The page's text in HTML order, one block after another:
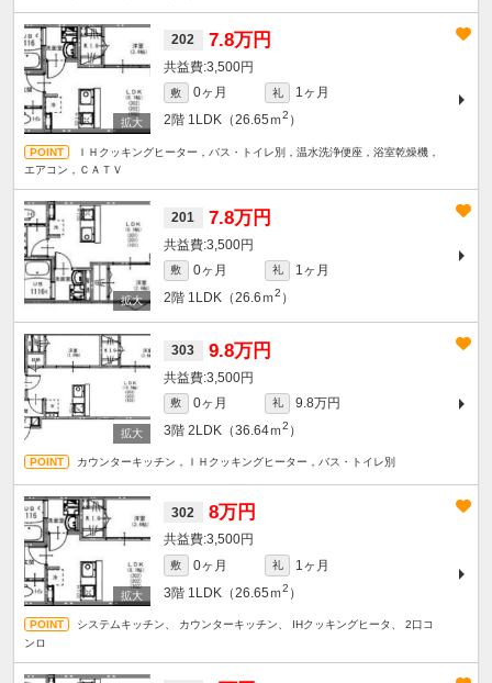
202 7.8万円
3,500円
敷 0ヶ月 礼
1ヶ月
2階 1LDK（26.65ｍ2 ）
ＩＨクッキングヒーター，バス・トイレ別，温水洗浄便座，浴室乾燥機，
エアコン，ＣＡＴＶ
201 7.8万円
3,500円
敷 0ヶ月 礼
1ヶ月
2階 1LDK（26.6ｍ2 ）
303 9.8万円
3,500円
敷 0ヶ月 礼
9.8万円
3階 2LDK（36.64ｍ2 ）
カウンターキッチン，ＩＨクッキングヒーター，バス・トイレ別
302 8万円
3,500円
敷 0ヶ月 礼
1ヶ月
3階 1LDK（26.65ｍ2 ）
システムキッチン、 カウンターキッチン、 IHクッキングヒータ、 2口コ
ンロ